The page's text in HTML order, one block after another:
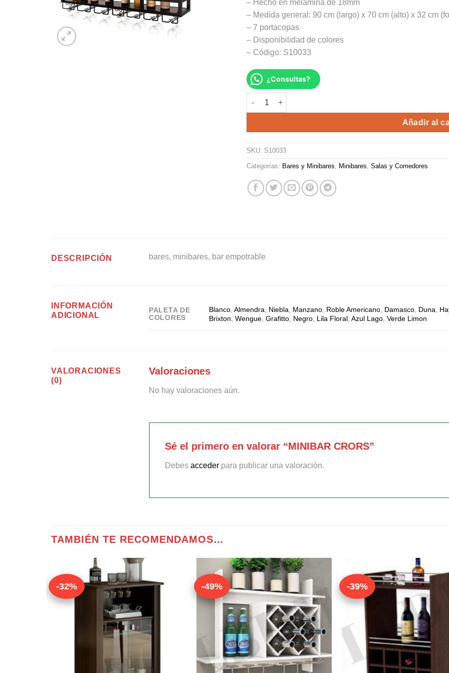
– Hecho en melamina de 18mm
– Medida general: 90 cm (largo) x 70 cm (alto) x 32 cm
– 7 portacopas
– Disponibilidad de colores
– Código: S10033
¿Consultas?
MINIBAR CRORS cantidad
Añadir al
SKU: S10033
Categorías: Bares y Minibares Minibares Salas y Comedores
DESCRIPCIÓN bares, minibares, bar empotrable
INFORMACIÓN
ADICIONAL
PALETA DE
COLORES
Blanco,Almendra, Niebla, Manzano, Roble Americano, Damasco, Duna,
Brixton,Wengue,Grafitto, Negro, Lila Floral,Azul Lago,Verde Limon
VALORACIONES
(0)
Valoraciones
No hay valoraciones aún.
Sé el primero en valorar “MINIBAR CRORS”
Debes acceder para publicar una valoración.
TAMBIÉN TE RECOMENDAMOS…
-32% -49% -39%